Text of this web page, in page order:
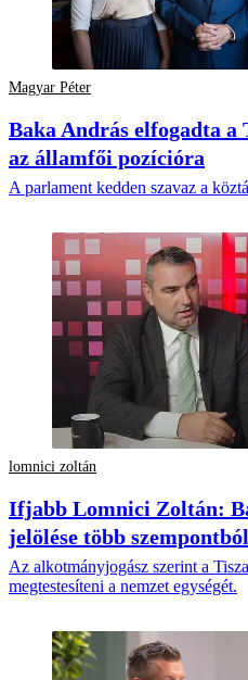
Magyar Péter
Baka András elfogadta
az államfői pozícióra
A parlament kedden szavaz a
lomnici zoltán
Ifjabb Lomnici Zoltán:
jelölése több
Az alkotmányjogász szerint a
megtestesíteni a nemzet egységét.